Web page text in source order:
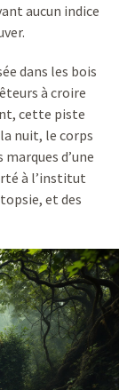
aucun indice
dans les bois
à croire
cette piste
nuit, le corps
d’une
à l’institut
et des